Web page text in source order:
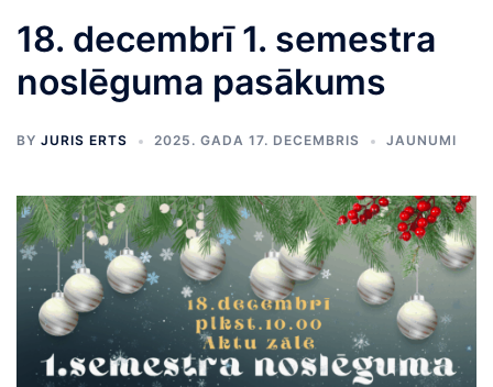
18. decembrī 1. semestra
noslēguma pasākums
BY JURIS ERTS 2025. GADA 17. DECEMBRIS JAUNUMI